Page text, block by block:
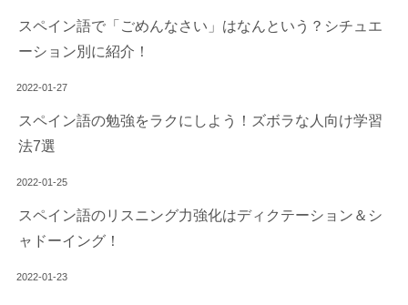
スペイン語で「ごめんなさい」はなんという？シチュエ
ーション別に紹介！
2022-01-27
スペイン語の勉強をラクにしよう！ズボラな人向け学習
法7選
2022-01-25
スペイン語のリスニング力強化はディクテーション＆シ
ャドーイング！
2022-01-23